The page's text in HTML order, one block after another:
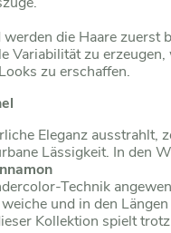
werden die Haare
Variabilität zu
zu erschaffen.
Eleganz ausstrahlt,
Lässigkeit. In den
Technik
und in den
Kollektion spielt